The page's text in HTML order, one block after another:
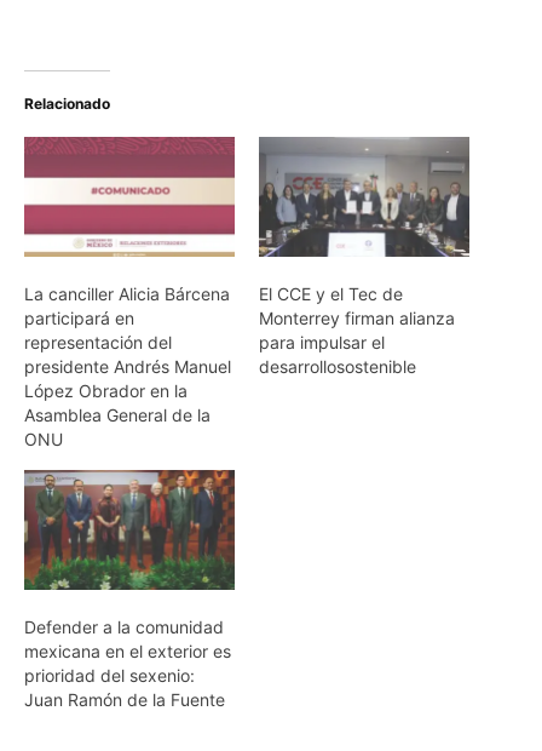
Relacionado
La canciller Alicia Bárcena
participará en
representación del
presidente Andrés Manuel
López Obrador en la
Asamblea General de la
ONU
El CCE y el Tec de
Monterrey firman alianza
para impulsar el
desarrollosostenible
Defender a la comunidad
mexicana en el exterior es
prioridad del sexenio:
Juan Ramón de la Fuente